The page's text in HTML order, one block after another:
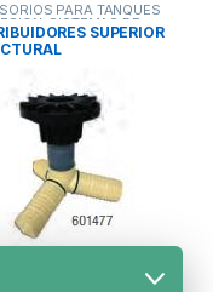
PARA TANQUES
,SISTEMAS DE
DE AGUA,
Y COMPONENTES
SUPERIOR